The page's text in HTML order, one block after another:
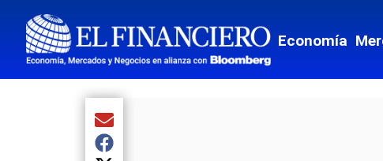
Economía
Compartir el artículo actual mediante Email
Compartir el artículo actual mediante Facebook